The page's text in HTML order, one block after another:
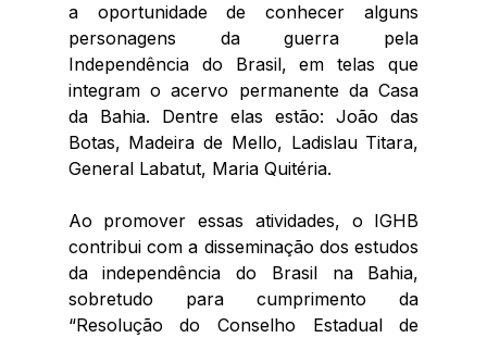
a oportunidade de conhecer alguns
personagens da guerra pela
Independência do Brasil, em telas que
integram o acervo permanente da Casa
da Bahia. Dentre elas estão: João das
Botas, Madeira de Mello, Ladislau Titara,
General Labatut, Maria Quitéria.
Ao promover essas atividades, o IGHB
contribui com a disseminação dos estudos
da independência do Brasil na Bahia,
sobretudo para cumprimento da
“Resolução do Conselho Estadual de